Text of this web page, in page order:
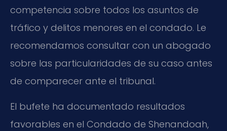
competencia sobre todos los asuntos de
tráfico y delitos menores en el condado. Le
recomendamos consultar con un abogado
sobre las particularidades de su caso antes
de comparecer ante el tribunal.
El bufete ha documentado resultados
favorables en el Condado de Shenandoah,